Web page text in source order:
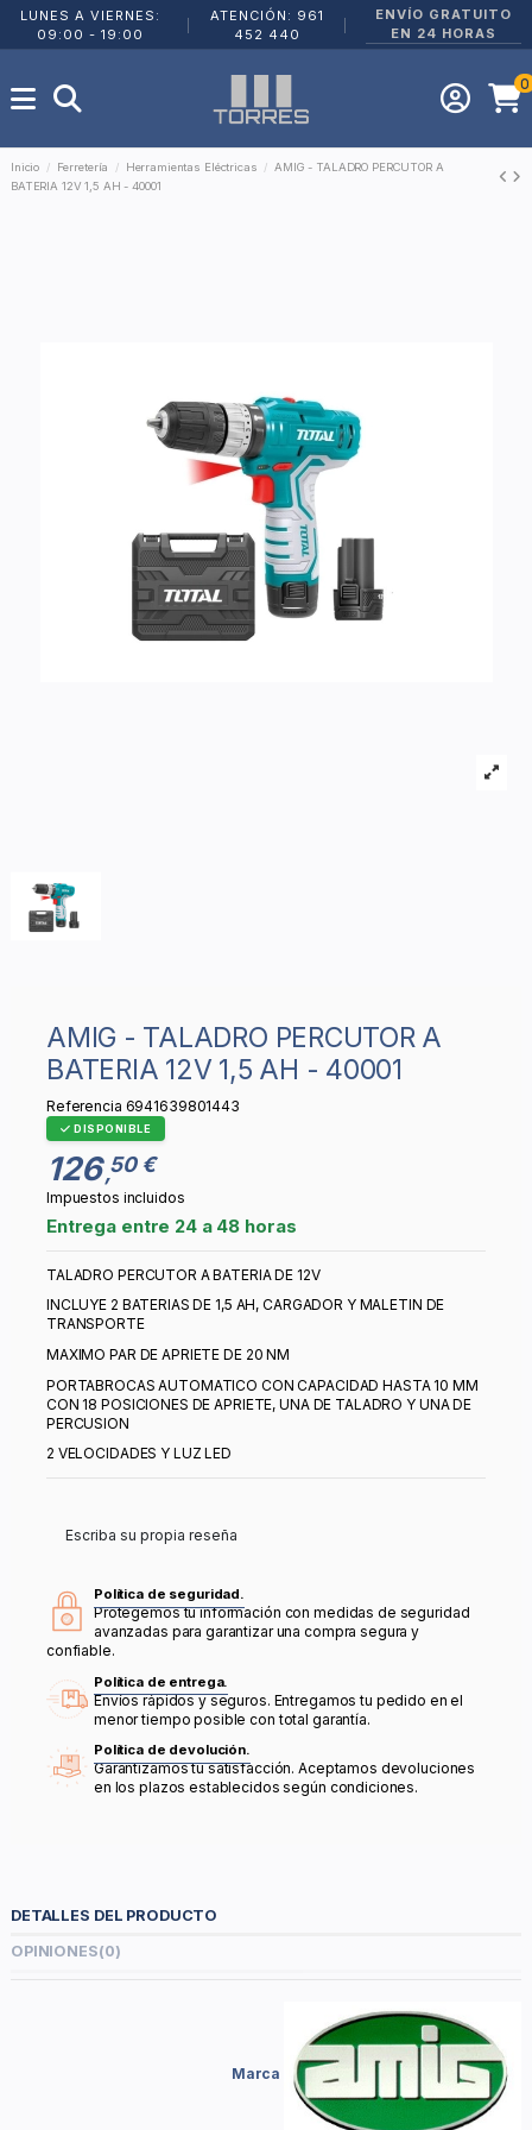
LUNES A VIERNES:
09:00 - 19:00
ATENCIÓN: 961
452 440
ENVÍO GRATUITO
EN 24 HORAS
0
Inicio Ferretería Herramientas Eléctricas
AMIG - TALADRO PERCUTOR A
BATERIA 12V 1,5 AH - 40001
AMIG - TALADRO PERCUTOR A
BATERIA 12V 1,5 AH - 40001
Referencia 6941639801443
DISPONIBLE
126 ,50 €
Impuestos incluidos
Entrega entre 24 a 48 horas
TALADRO PERCUTOR A BATERIA DE 12V
INCLUYE 2 BATERIAS DE 1,5 AH, CARGADOR Y MALETIN DE
TRANSPORTE
MAXIMO PAR DE APRIETE DE 20 NM
PORTABROCAS AUTOMATICO CON CAPACIDAD HASTA 10 MM
CON 18 POSICIONES DE APRIETE, UNA DE TALADRO Y UNA DE
PERCUSION
2 VELOCIDADES Y LUZ LED
Escriba su propia reseña
Política de seguridad.
Protegemos tu información con medidas de seguridad
avanzadas para garantizar una compra segura y
confiable.
Política de entrega.
Envíos rápidos y seguros. Entregamos tu pedido en el
menor tiempo posible con total garantía.
Política de devolución.
Garantizamos tu satisfacción. Aceptamos devoluciones
en los plazos establecidos según condiciones.
DETALLES DEL PRODUCTO
OPINIONES(0)
Marca